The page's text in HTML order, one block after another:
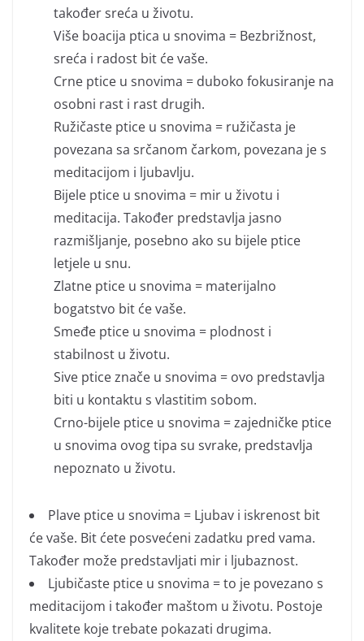
također sreća u životu.
Više boacija ptica u snovima = Bezbrižnost,
sreća i radost bit će vaše.
Crne ptice u snovima = duboko fokusiranje na
osobni rast i rast drugih.
Ružičaste ptice u snovima = ružičasta je
povezana sa srčanom čarkom, povezana je s
meditacijom i ljubavlju.
Bijele ptice u snovima = mir u životu i
meditacija. Također predstavlja jasno
razmišljanje, posebno ako su bijele ptice
letjele u snu.
Zlatne ptice u snovima = materijalno
bogatstvo bit će vaše.
Smeđe ptice u snovima = plodnost i
stabilnost u životu.
Sive ptice znače u snovima = ovo predstavlja
biti u kontaktu s vlastitim sobom.
Crno-bijele ptice u snovima = zajedničke ptice
u snovima ovog tipa su svrake, predstavlja
nepoznato u životu.
Plave ptice u snovima = Ljubav i iskrenost bit
će vaše. Bit ćete posvećeni zadatku pred vama.
Također može predstavljati mir i ljubaznost.
Ljubičaste ptice u snovima = to je povezano s
meditacijom i također maštom u životu. Postoje
kvalitete koje trebate pokazati drugima.